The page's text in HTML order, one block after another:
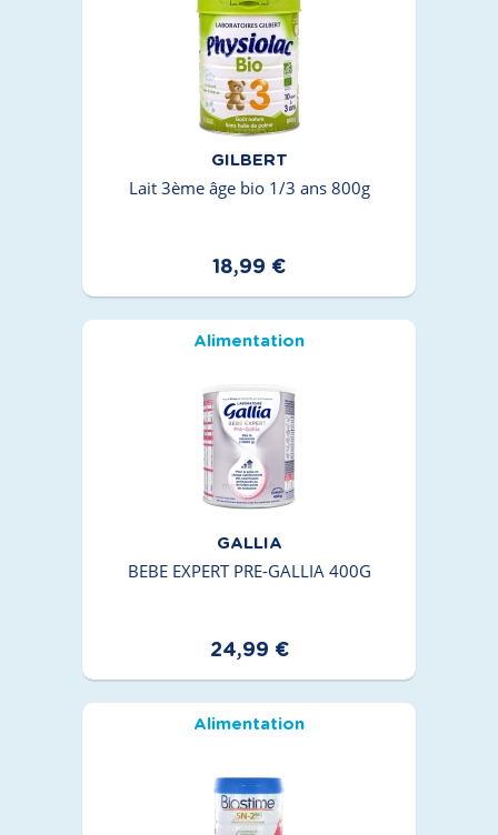
GILBERT
Lait 3ème âge bio 1/3 ans 800g
18,99 €
Alimentation
GALLIA
BEBE EXPERT PRE-GALLIA 400G
24,99 €
Alimentation